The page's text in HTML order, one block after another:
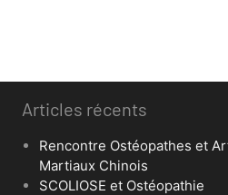
Articles récents
Rencontre Ostéopathes et
Martiaux Chinois
SCOLIOSE et Ostéopathie